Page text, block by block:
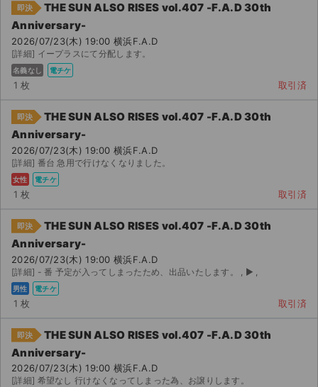
公演登録依頼
不正転売禁止法について
チケットジャムの取り組み
即決
THE SUN ALSO RISES vol.407 -F.A.D 30th
Anniversary-
2026/07/23(木) 19:00 横浜F.A.D
[詳細] イープラスにて分配します。
名義なし 電チケ
1 枚 取引済
即決
THE SUN ALSO RISES vol.407 -F.A.D 30th
Anniversary-
2026/07/23(木) 19:00 横浜F.A.D
[詳細] 番台 急用で行けなくなりました。
女性 電チケ
1 枚 取引済
即決
THE SUN ALSO RISES vol.407 -F.A.D 30th
Anniversary-
2026/07/23(木) 19:00 横浜F.A.D
[詳細] - 番 予定が入ってしまったため、出品いたします。 , ▶︎ ,
男性 電チケ
1 枚 取引済
即決
THE SUN ALSO RISES vol.407 -F.A.D 30th
Anniversary-
2026/07/23(木) 19:00 横浜F.A.D
[詳細] 希望なし 行けなくなってしまった為、お譲りします。